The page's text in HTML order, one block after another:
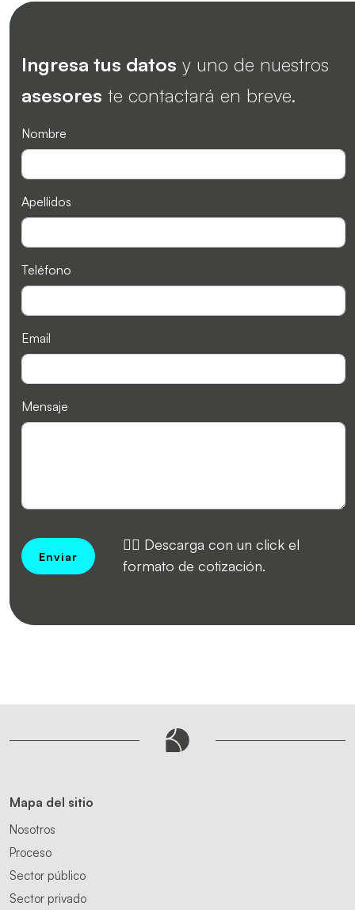
Ingresa tus datos y uno de nuestros
asesores te contactará en breve.
Nombre
Apellidos
Teléfono
Email
Mensaje
Enviar
👉🏻 Descarga con un click el
formato de cotización.
Mapa del sitio
Nosotros
Proceso
Sector público
Sector privado